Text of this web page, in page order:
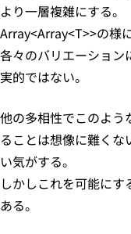
より一層複雑にする。
Array<Array<T>>の様
各々のバリエーション
実的ではない。
他の多相性でこのよう
ることは想像に難く
い気がする。
しかしこれを可能に
ある。